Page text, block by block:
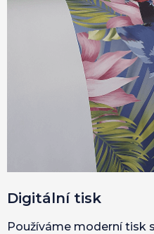
Digitální tisk
Používáme moderní tisk